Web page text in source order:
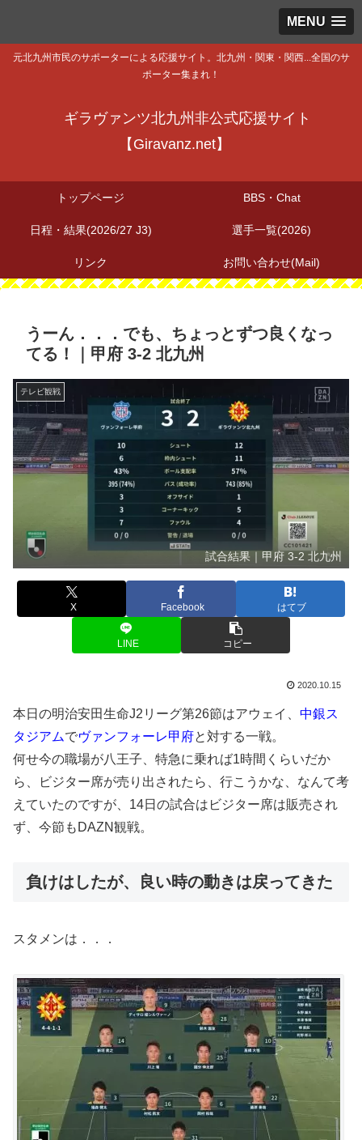
MENU
元北九州市民のサポーターによる応援サイト。北九州・関東・関西...全国のサ
ポーター集まれ！
ギラヴァンツ北九州非公式応援サイト
【Giravanz.net】
トップページ BBS・Chat
日程・結果(2026/27 J3) 選手一覧(2026)
リンク お問い合わせ(Mail)
うーん．．．でも、ちょっとずつ良くなっ
てる！｜甲府 3-2 北九州
テレビ観戦
試合結果｜甲府 3-2 北九州
X Facebook はてブ
LINE コピー
2020.10.15
本日の明治安田生命J2リーグ第26節はアウェイ、 中銀ス
タジアムでヴァンフォーレ甲府と対する一戦。
何せ今の職場が八王子、特急に乗れば1時間くらいだか
ら、ビジター席が売り出されたら、行こうかな、なんて考
えていたのですが、14日の試合はビジター席は販売され
ず、今節もDAZN観戦。
負けはしたが、良い時の動きは戻ってきた
スタメンは．．．